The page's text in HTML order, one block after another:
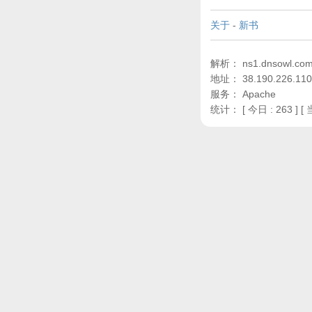
关于 - 新书
解析：
地址： 38.190.226.110
服务： Apache
统计： [ 今日 : 263 ] [